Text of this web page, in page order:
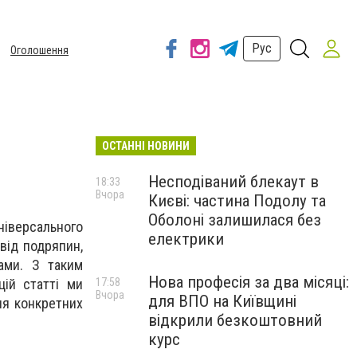
Оголошення Рус
подряпин,
З таким
статті ми
конкретних
ОСТАННІ НОВИНИ
Несподіваний блекаут в
Києві: частина Подолу та
Оболоні залишилася без
електрики
18:33
Вчора
Нова професія за два місяці:
для ВПО на Київщині
відкрили безкоштовний
курс
17:58
Вчора